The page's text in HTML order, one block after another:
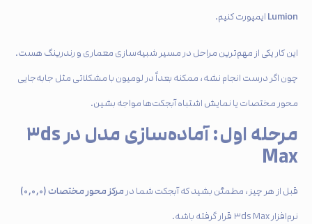
Lumion ایمپورت کنیم.
این کار یکی از مهم‌ترین مراحل در مسیر شبیه‌سازی معماری و رندرینگ هست.
چون اگر درست انجام نشه، ممکنه بعداً در لومیون با مشکلاتی مثل جابه‌جایی
محور مختصات یا نمایش اشتباه آبجکت‌ها مواجه بشین.
مرحله اول: آماده‌سازی مدل در ۳ds
Max
قبل از هر چیز، مطمئن بشید که آبجکت شما در مرکز محور مختصات (۰,۰,۰)
نرم‌افزار ۳ds Max قرار گرفته باشه.